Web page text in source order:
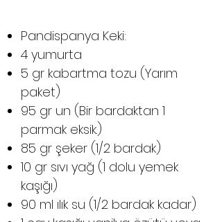
Pandispanya Keki:
4 yumurta
5 gr kabartma tozu (Yarım
paket)
95 gr un (Bir bardaktan 1
parmak eksik.)
85 gr şeker (1/2 bardak)
10 gr sıvı yağ (1 dolu yemek
kaşığı)
90 ml ılık su (1/2 bardak kadar)